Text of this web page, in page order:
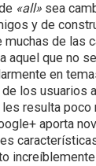
«all» sea
y de
muchas de
aquel que no
en
los
resulta
aporta